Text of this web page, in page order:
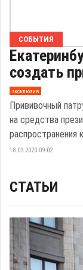
СОБЫТИЯ
создать
эксклюзив
Прививочный
на средства
распространения
18.03.2020 09:02
СТАТЬИ